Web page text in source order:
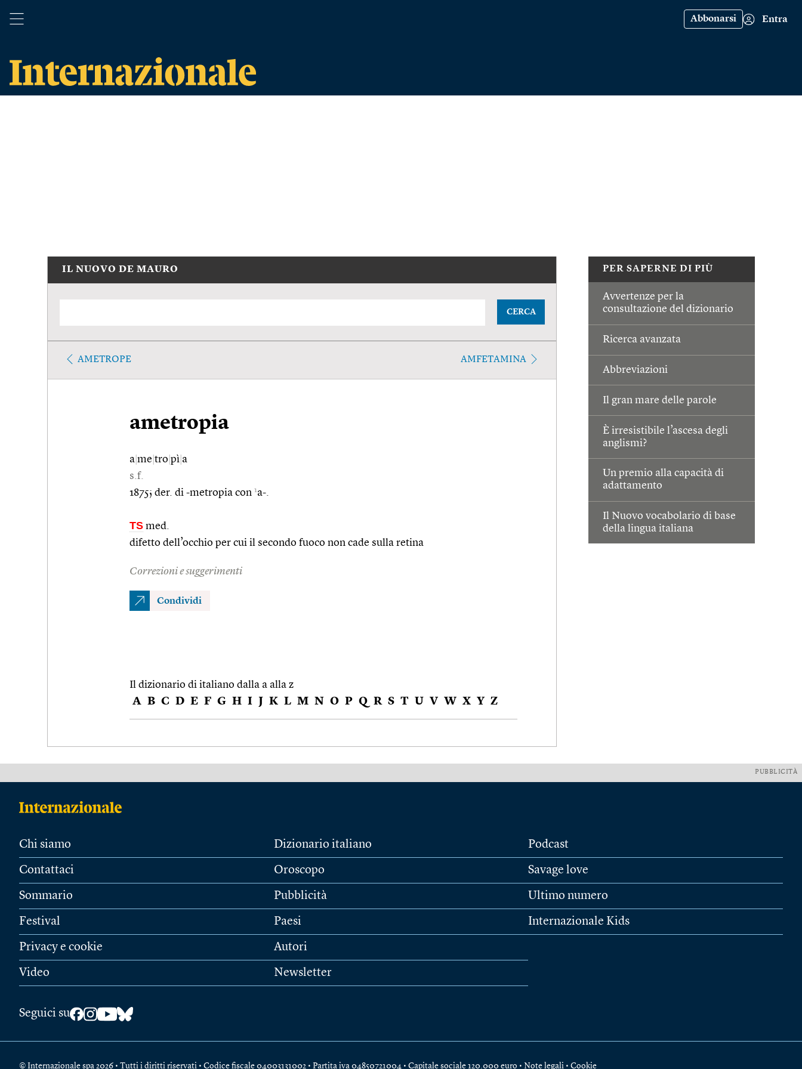
Abbonarsi Entra
PER SAPERNE DI PIÙ
Avvertenze per la
consultazione del dizionario
Ricerca avanzata
Abbreviazioni
Il gran mare delle parole
È irresistibile l’ascesa degli
anglismi?
Un premio alla capacità di
adattamento
Il Nuovo vocabolario di base
della lingua italiana
IL NUOVO DE MAURO
CERCA
AMETROPE AMFETAMINA
ametropia
a me tro pì a
s.f.
1875; der. di -metropia con 1a-.
TS med.
difetto dell’occhio per cui il secondo fuoco non cade sulla retina
Correzioni e suggerimenti
Condividi
Il dizionario di italiano dalla a alla z
A B C D E F G H I J K L M N O P Q R S T U V W X Y Z
PUBBLICITÀ
Chi siamo
Contattaci
Sommario
Festival
Privacy e cookie
Video
Dizionario italiano
Oroscopo
Pubblicità
Paesi
Autori
Newsletter
Podcast
Savage love
Ultimo numero
Internazionale Kids
Seguici su
© Internazionale spa 2026 • Tutti i diritti riservati • Codice fiscale 04003131002 • Partita iva 04850721004 • Capitale sociale 120.000 euro • Note legali • Cookie